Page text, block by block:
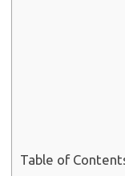
Table of